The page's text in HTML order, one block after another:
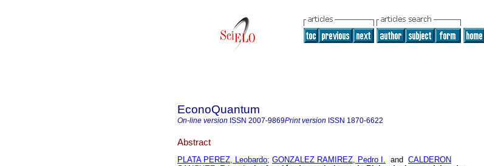
EconoQuantum
On-line version ISSN 2007-9869Print version ISSN 1870-6622
Abstract
PLATA PEREZ, Leobardo; GONZALEZ RAMIREZ, Pedro I. and CALDERON